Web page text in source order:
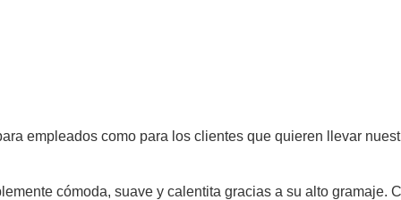
empleados como para los clientes que quieren llevar
cómoda, suave y calentita gracias a su alto